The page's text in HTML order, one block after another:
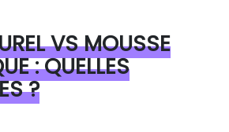
VS MOUSSE
: QUELLES
?